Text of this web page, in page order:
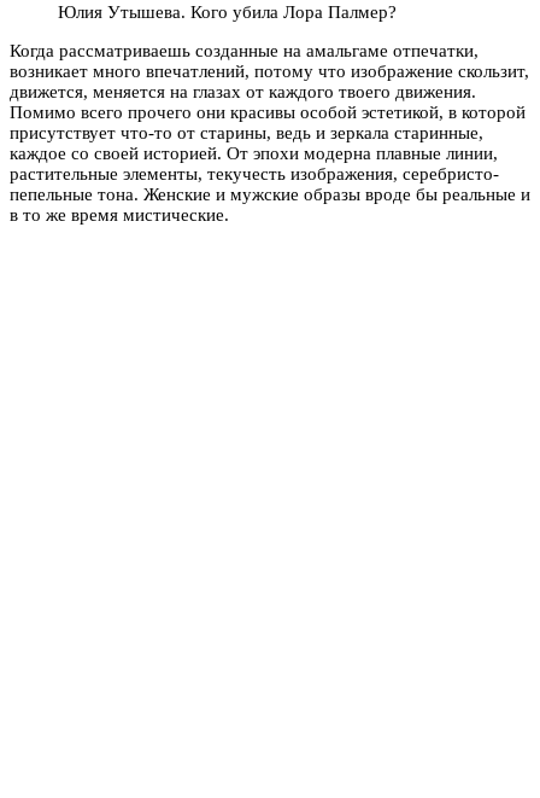
Юлия Утышева. Кого убила Лора Палмер?
Когда рассматриваешь созданные на амальгаме отпечатки,
возникает много впечатлений, потому что изображение скользит,
движется, меняется на глазах от каждого твоего движения.
Помимо всего прочего они красивы особой эстетикой, в которой
присутствует что-то от старины, ведь и зеркала старинные,
каждое со своей историей. От эпохи модерна плавные линии,
растительные элементы, текучесть изображения, серебристо-
пепельные тона. Женские и мужские образы вроде бы реальные и
в то же время мистические.